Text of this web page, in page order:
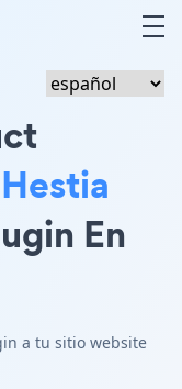
Hestia
En
a tu sitio website